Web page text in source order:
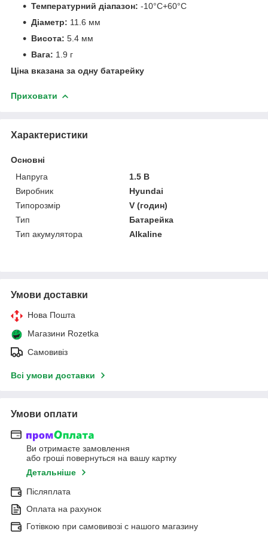
Температурний діапазон: -10°C+60°C
Діаметр: 11.6 мм
Висота: 5.4 мм
Вага: 1.9 г
Ціна вказана за одну батарейку
Приховати
Характеристики
Основні
Напруга
1.5 В
Виробник
Hyundai
Типорозмір
V (годин)
Тип
Батарейка
Тип акумулятора
Alkaline
Умови доставки
Нова Пошта
Магазини Rozetka
Самовивіз
Всі умови доставки
Умови оплати
Ви отримаєте замовлення
або гроші повернуться на вашу картку
Детальніше
Післяплата
Оплата на рахунок
Готівкою при самовивозі c нашого магазину